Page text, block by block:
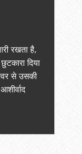
रखता है,
दिया
से उसकी